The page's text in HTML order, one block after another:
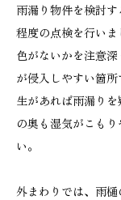
雨漏り物件を検討
程度の点検を行い
色がないかを注意
が侵入しやすい箇
生があれば雨漏り
の奥も湿気がこも
い。
外まわりでは、雨